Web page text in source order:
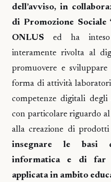
dell’avviso, in
di Promozione Sociale
ONLUS ed ha inteso
interamente rivolta al
promuovere e
forma di attività
competenze digitali
con particolare riguardo
alla creazione di
insegnare le basi
informatica e di far
applicata in ambito